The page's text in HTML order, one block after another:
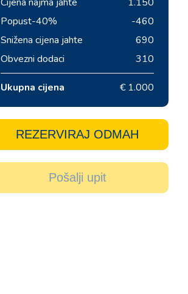
Popust-40%
-460
Snižena cijena jahte
690
Obvezni dodaci
310
Ukupna cijena € 1.000
REZERVIRAJ ODMAH
Pošalji upit